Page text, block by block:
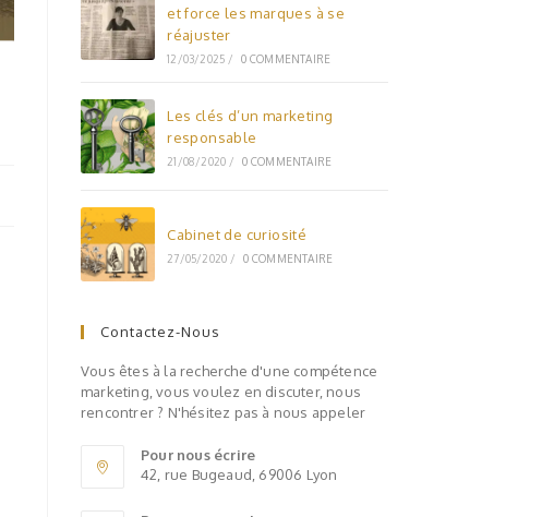
et force les marques à se
réajuster
12/03/2025 / 0 COMMENTAIRE
Les clés d’un marketing
responsable
21/08/2020 / 0 COMMENTAIRE
Cabinet de curiosité
27/05/2020 / 0 COMMENTAIRE
Contactez-Nous
Vous êtes à la recherche d'une compétence
marketing, vous voulez en discuter, nous
rencontrer ? N'hésitez pas à nous appeler
Pour nous écrire
42, rue Bugeaud, 69006 Lyon